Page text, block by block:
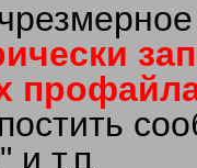
и т.п.